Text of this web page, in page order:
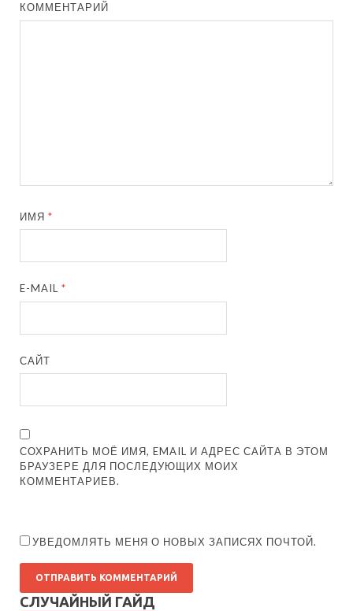
КОММЕНТАРИЙ
ИМЯ*
E-MAIL*
САЙТ
СОХРАНИТЬ МОЁ ИМЯ, EMAIL И АДРЕС САЙТА В ЭТОМ
БРАУЗЕРЕ ДЛЯ ПОСЛЕДУЮЩИХ МОИХ
КОММЕНТАРИЕВ.
УВЕДОМЛЯТЬ МЕНЯ О НОВЫХ ЗАПИСЯХ ПОЧТОЙ.
СЛУЧАЙНЫЙ ГАЙД